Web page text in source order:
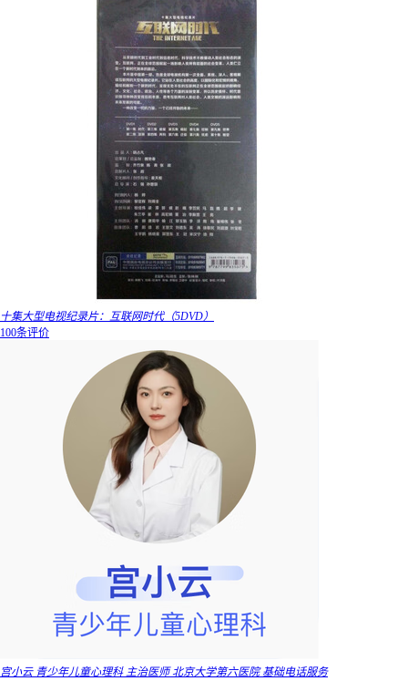
十集大型电视纪录片：互联网时代（5DVD）
100条评价
宫小云 青少年儿童心理科 主治医师 北京大学第六医院 基础电话服务